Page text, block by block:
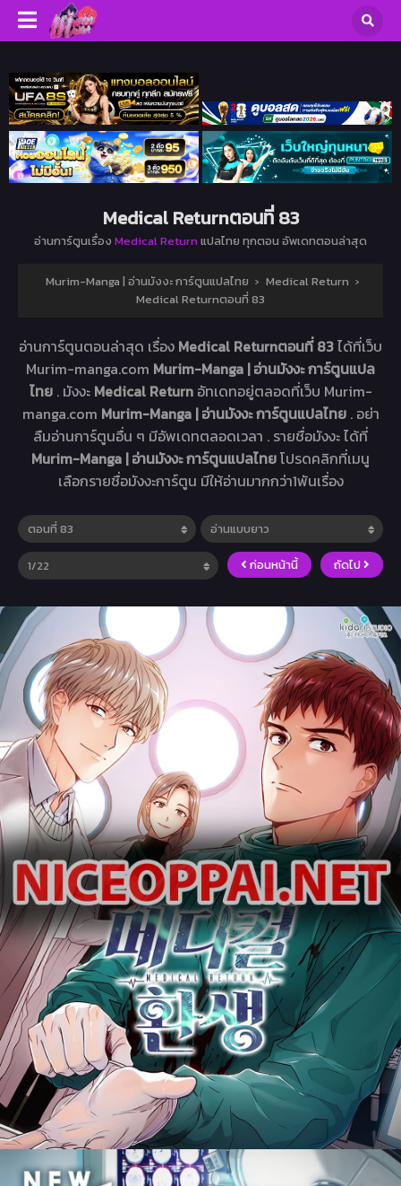
Medical Returnตอนที่ 83
อ่านการ์ตูนเรื่อง Medical Return แปลไทย ทุกตอน อัพเดทตอนล่าสุด
Murim-Manga | อ่านมังงะ การ์ตูนแปลไทย › Medical Return ›
Medical Returnตอนที่ 83
อ่านการ์ตูนตอนล่าสุด เรื่อง Medical Returnตอนที่ 83ได้ที่เว็บ
Murim-manga.com Murim-Manga | อ่านมังงะ การ์ตูนแปล
ไทย . มังงะ Medical Return อัทเดทอยู่ตลอดที่เว็บ Murim-
manga.com Murim-Manga | อ่านมังงะ การ์ตูนแปลไทย . อย่า
ลืมอ่านการ์ตูนอื่น ๆ มีอัพเดทตลอดเวลา . รายชื่อมังงะ ได้ที่
Murim-Manga | อ่านมังงะ การ์ตูนแปลไทยโปรดคลิกที่เมนู
เลือกรายชื่อมังงะการ์ตูน มีให้อ่านมากกว่า1พันเรื่อง
ก่อนหน้านี้ ถัดไป